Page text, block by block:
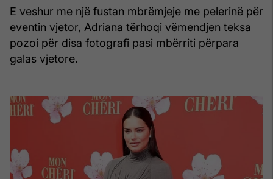
E veshur me një fustan mbrëmjeje me pelerinë për
eventin vjetor, Adriana tërhoqi vëmendjen teksa
pozoi për disa fotografi pasi mbërriti përpara
galas vjetore.